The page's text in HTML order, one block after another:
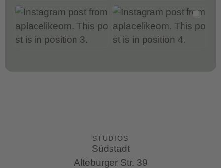
STUDIOS
Südstadt
Alteburger Str. 39